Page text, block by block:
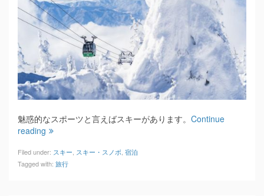
魅惑的なスポーツと言えばスキーがあります。 Continue
reading
Filed under: スキー スキー・スノボ 宿泊
Tagged with: 旅行